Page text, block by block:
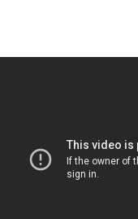
contenido